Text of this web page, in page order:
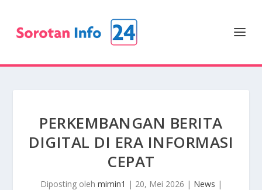
PERKEMBANGAN BERITA
DIGITAL DI ERA INFORMASI
CEPAT
Diposting oleh mimin1 | 20, Mei 2026 | News |